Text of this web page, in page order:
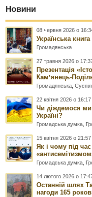
Новини
08 червня 2026 о
Українська
Громадянська
27 травня 2026 о
Презентація
Камʼянець-
Громадянська,
22 квітня 2026 о 16:17
Чи діждемося ми
Україні?
Громадська думка,
15 квітня 2026 о 21:57
Як і чому під
Громадська думка,
14 лютого 2026 о
Останній шлях
нагоди 165